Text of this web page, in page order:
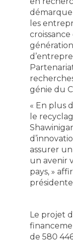
démarque
les
génie du
« En plus
le
assurer
un avenir
pays, »
Le projet
de 580